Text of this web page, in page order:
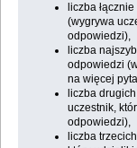
liczba
(wygrywa
odpowiedzi),
liczba
odpowiedzi
na więcej
liczba
uczestnik,
odpowiedzi),
liczba